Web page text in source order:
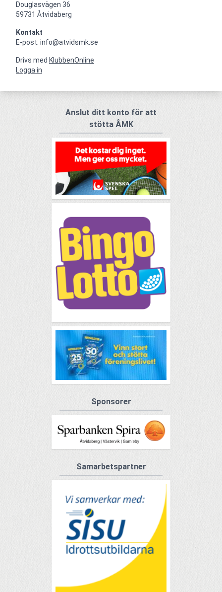
Douglasvägen 36
59731 Åtvidaberg
Kontakt
E-post: info@atvidsmk.se
Drivs med KlubbenOnline
Logga in
Anslut ditt konto för att
stötta ÅMK
Sponsorer
Samarbetspartner